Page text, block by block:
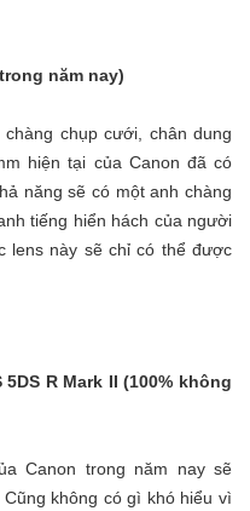
năm nay)
chụp cưới, chân dung
hiện tại của Canon đã có
năng sẽ có một anh chàng
tiếng hiển hách của người
lens này sẽ chỉ có thể được
5DS R Mark II (100% không
Canon trong năm nay sẽ
không có gì khó hiểu vì